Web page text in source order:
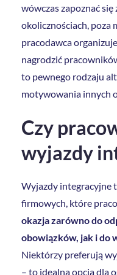
wówczas zapoznać się
okolicznościach, poza
pracodawca
nagrodzić
to pewnego rodzaju
motywowania innych
Czy
wyjazdy
Wyjazdy integracyjne
firmowych, które
okazja zarówno do
obowiązków, jak i do
Niektórzy preferują
– to idealna opcja dla